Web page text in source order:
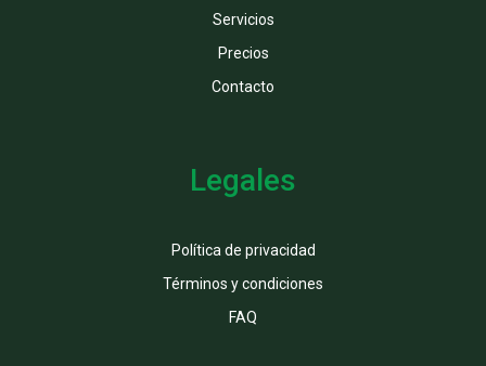
Servicios
Precios
Contacto
Legales
Política de privacidad
Términos y condiciones
FAQ